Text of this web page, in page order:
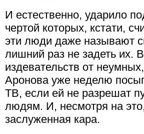
И естественно, ударило
чертой которых, кстати,
эти люди даже называют
лишний раз не задеть их.
издевательств от
Аронова уже неделю
ТВ, если ей не разрешат
людям. И, несмотря на
заслуженная кара.